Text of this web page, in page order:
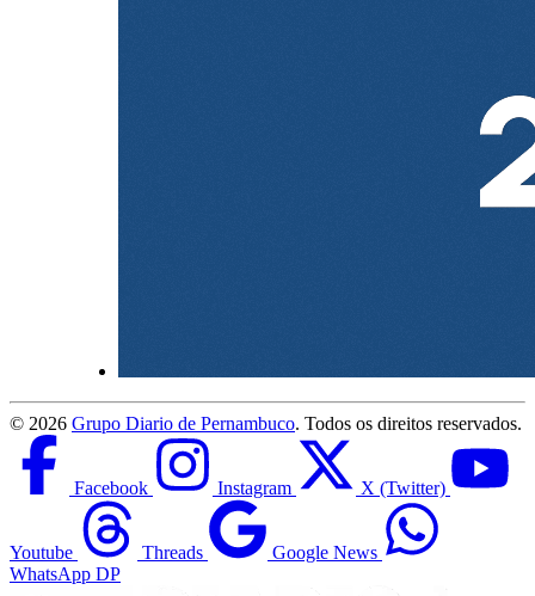
© 2026 Grupo Diario de Pernambuco. Todos os direitos reservados.
Facebook Instagram X (Twitter)
Youtube Threads
Google News
WhatsApp DP